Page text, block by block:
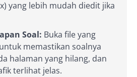
yang lebih mudah diedit jika
Soal: Buka file yang
memastikan soalnya
halaman yang hilang, dan
terlihat jelas.